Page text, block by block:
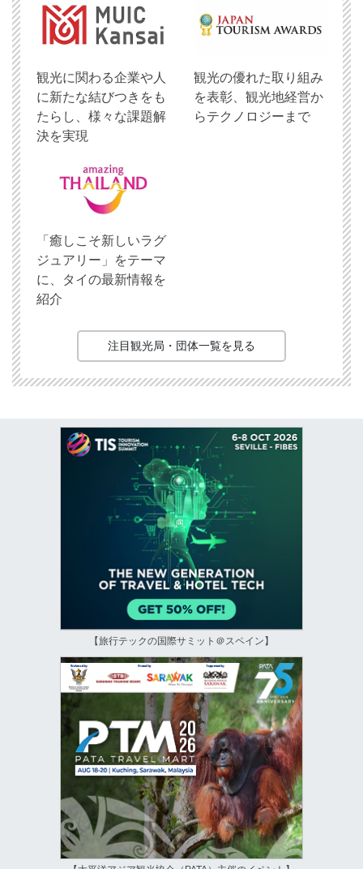
観光に関わる企業や人
に新たな結びつきをも
たらし、様々な課題解
決を実現
観光の優れた取り組み
を表彰、観光地経営か
らテクノロジーまで
「癒しこそ新しいラグ
ジュアリー」をテーマ
に、タイの最新情報を
紹介
注目観光局・団体一覧を見る
【旅行テックの国際サミット＠スペイン】